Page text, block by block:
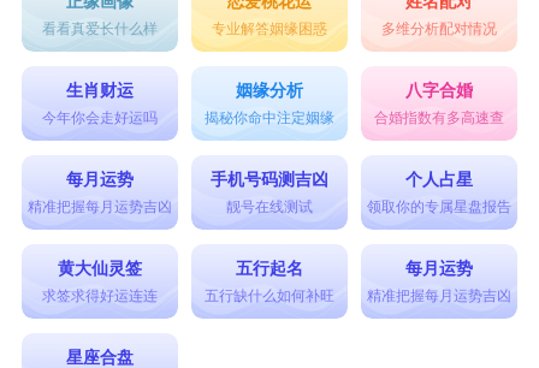
看看真爱长什么样 专业解答姻缘困惑 多维分析配对情况
生肖财运
今年你会走好运吗
姻缘分析
揭秘你命中注定姻缘
八字合婚
合婚指数有多高速查
每月运势
精准把握每月运势吉凶
手机号码测吉凶
靓号在线测试
个人占星
领取你的专属星盘报告
黄大仙灵签
求签求得好运连连
五行起名
五行缺什么如何补旺
每月运势
精准把握每月运势吉凶
星座合盘